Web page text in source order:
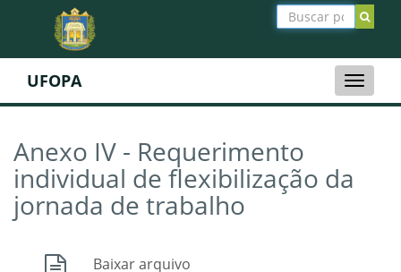
Toggle
UFOPA
Anexo IV - Requerimento
individual de flexibilização da
jornada de trabalho
Baixar arquivo